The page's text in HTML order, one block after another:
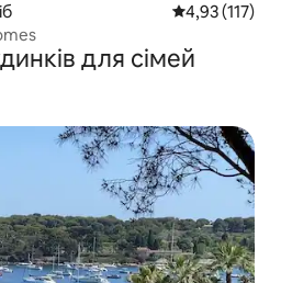
Середня
4,93 (117)
для сімей